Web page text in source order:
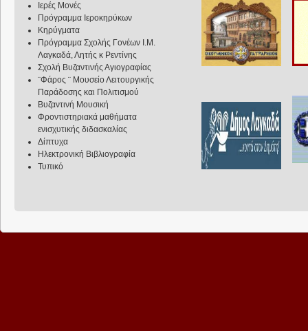
Ιερές Μονές
Πρόγραμμα Ιεροκηρύκων
Κηρύγματα
Πρόγραμμα Σχολής Γονέων Ι.Μ.
Λαγκαδά, Λητής κ Ρεντίνης
Σχολή Βυζαντινής Αγιογραφίας
¨Φάρος ¨ Μουσείο Λειτουργικής
Παράδοσης και Πολιτισμού
Βυζαντινή Μουσική
Φροντιστηριακά μαθήματα
ενισχυτικής διδασκαλίας
Δίπτυχα
Ηλεκτρονική Βιβλιογραφία
Τυπικό